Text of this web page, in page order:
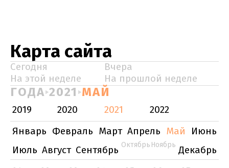
Карта сайта
Сегодня
Вчера
На этой неделе
На прошлой неделе
ГОДА 2021 МАЙ
2019 2020 2021
2022
Январь Февраль Март Апрель Май
Июнь
Июль Август Сентябрь Октябрь Ноябрь Декабрь